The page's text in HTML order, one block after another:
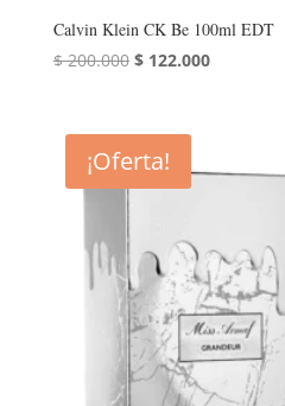
Calvin Klein CK Be 100ml EDT
$200.000 El
era:
$ 200.000.
$122.000El
$ 122.000.
¡Oferta!